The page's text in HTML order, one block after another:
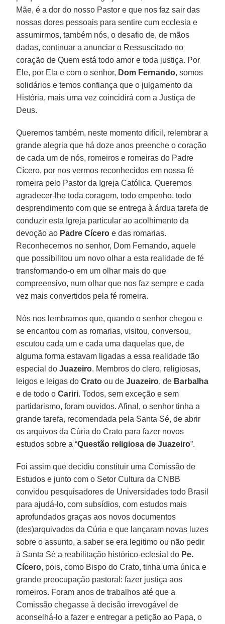
Mãe, é a dor do nosso Pastor e que nos faz sair das
nossas dores pessoais para sentire cum ecclesia e
assumirmos, também nós, o desafio de, de mãos
dadas, continuar a anunciar o Ressuscitado no
coração de Quem está todo amor e toda justiça. Por
Ele, por Ela e com o senhor, Dom Fernando, somos
solidários e temos confiança que o julgamento da
História, mais uma vez coincidirá com a Justiça de
Deus.
Queremos também, neste momento difícil, relembrar a
grande alegria que há doze anos preenche o coração
de cada um de nós, romeiros e romeiras do Padre
Cícero, por nos vermos reconhecidos em nossa fé
romeira pelo Pastor da Igreja Católica. Queremos
agradecer-lhe toda coragem, todo empenho, todo
desprendimento com que se entrega à árdua tarefa de
conduzir esta Igreja particular ao acolhimento da
devoção ao Padre Cícero e das romarias.
Reconhecemos no senhor, Dom Fernando, aquele
que possibilitou um novo olhar a esta realidade de fé
transformando-o em um olhar mais do que
compreensivo, num olhar que nos faz sempre e cada
vez mais convertidos pela fé romeira.
Nós nos lembramos que, quando o senhor chegou e
se encantou com as romarias, visitou, conversou,
escutou cada um e cada uma daquelas que, de
alguma forma estavam ligadas a essa realidade tão
especial doJuazeiro. Membros do clero, religiosas,
leigos e leigas doCrato ou deJuazeiro, de Barbalha
e de todo oCariri. Todos, sem exceção e sem
partidarismo, foram ouvidos. Afinal, o senhor tinha a
grande tarefa, recomendada pela Santa Sé, de abrir
os arquivos da Cúria do Crato para fazer novos
estudos sobre a “Questão religiosa de Juazeiro”.
Foi assim que decidiu constituir uma Comissão de
Estudos e junto com o Setor Cultura da CNBB
convidou pesquisadores de Universidades todo Brasil
para ajudá-lo, com subsídios, com estudos mais
aprofundados graças aos novos documentos
(des)arquivados da Cúria e que lançaram novas luzes
sobre o assunto, a saber se era legitimo ou não pedir
à Santa Sé a reabilitação histórico-eclesial do Pe.
Cícero, pois, como Bispo do Crato, tinha uma única e
grande preocupação pastoral: fazer justiça aos
romeiros. Foram anos de trabalhos até que a
Comissão chegasse à decisão irrevogável de
aconselhá-lo a fazer e entregar a petição ao Papa, o